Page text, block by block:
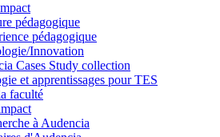
pédagogique
pédagogique
Innovation
Cases Study collection
et apprentissages pour TES
faculté
à Audencia